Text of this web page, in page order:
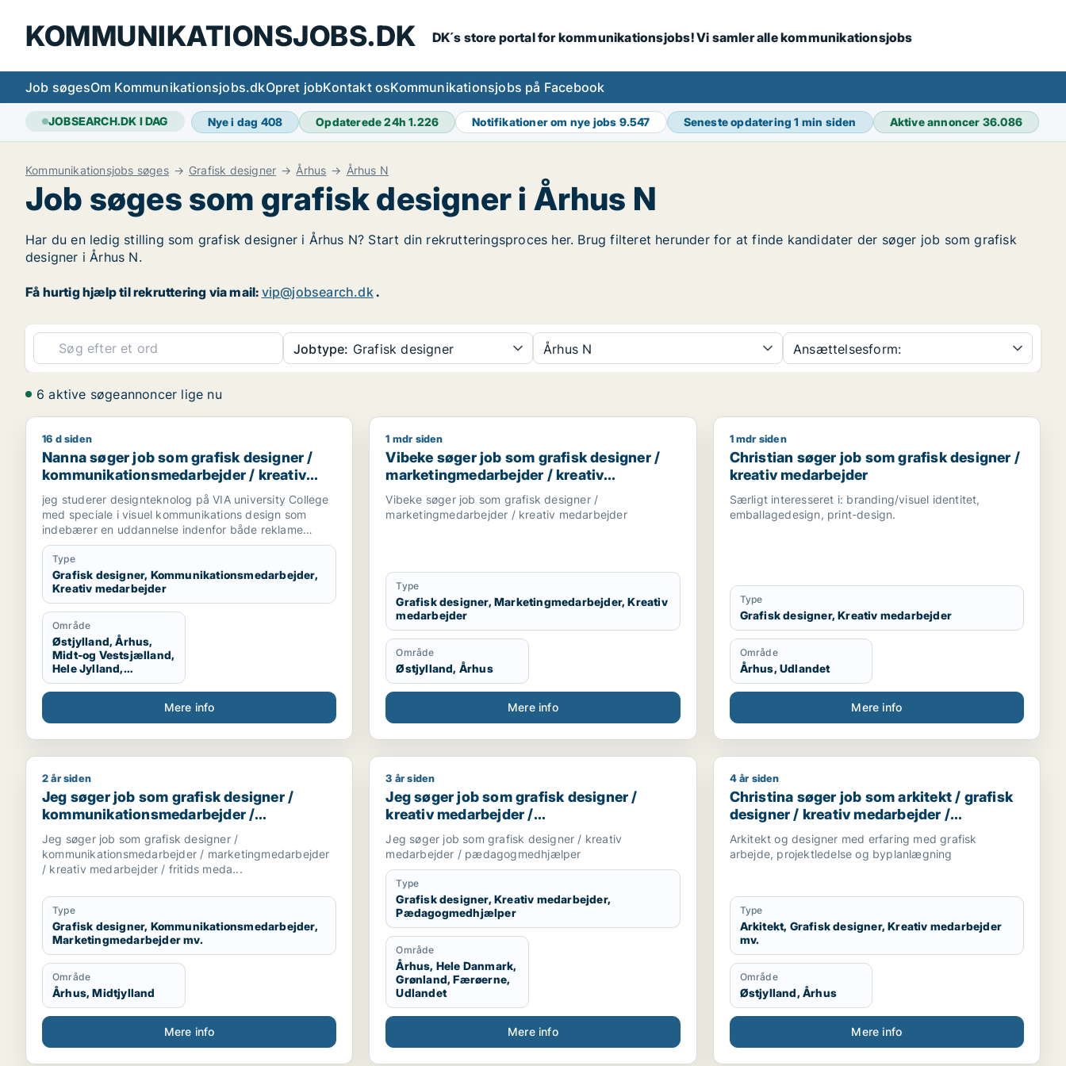
KOMMUNIKATIONSJOBS.DK DK´s store portal for kommunikationsjobs! Vi samler alle kommunikationsjobs
Job søgesOm Kommunikationsjobs.dkOpret jobKontakt osKommunikationsjobs på Facebook
JOBSEARCH.DK I DAG Nye i dag 408 Opdaterede 24h1.226 Notifikationer om nye jobs 9.547 Seneste opdatering1 min siden Aktive annoncer 36.086
Kommunikationsjobs søges Grafisk designer Århus Århus N
Job søges som grafisk designer i Århus N
Har du en ledig stilling som grafisk designer i Århus N? Start din rekrutteringsproces her. Brug filteret herunder for at finde kandidater der søger job som grafisk
designer i Århus N.
Få hurtig hjælp til rekruttering via mail: vip@jobsearch.dk.
Jobtype: Grafisk designer Århus N Ansættelsesform:
6 aktive søgeannoncer lige nu
Nanna søger job som grafisk designer / kommunikationsmedarbejder / kreativ medarbejder
16 d siden
Nanna søger job som grafisk designer /
kommunikationsmedarbejder / kreativ
medarbejder
jeg studerer designteknolog på VIA university College
med speciale i visuel kommunikations design som
indebærer en uddannelse indenfor både reklame
branchen og grafisk design. Vi arbejder med
magasiner, kampagner, plakater, styling til billeder,
mode og livsstil, trends og markedsføring. jeg søger
praktikplads indefor grafisk design, kampagner,
reklamer, SoMe, magasiner, reklame bureau, mode
brands, livsstil brands, stylist og generelt alt der har
med visuel kommunikation at gøre.
Type
Grafisk designer, Kommunikationsmedarbejder,
Kreativ medarbejder
Område
Østjylland, Århus,
Midt-og Vestsjælland,
Hele Jylland,
Vestjylland,
Midtjylland
Mere info
Vibeke søger job som grafisk designer / marketingmedarbejder / kreativ medarbejder
1 mdr siden
Vibeke søger job som grafisk designer /
marketingmedarbejder / kreativ
medarbejder
Vibeke søger job som grafisk designer /
marketingmedarbejder / kreativ medarbejder
Type
Grafisk designer, Marketingmedarbejder, Kreativ
medarbejder
Område
Østjylland, Århus
Mere info
Christian søger job som grafisk designer / kreativ
1 mdr siden
Christian søger job som grafisk designer /
kreativ medarbejder
Særligt interesseret i: branding/visuel identitet,
emballagedesign, print-design.
Type
Grafisk designer, Kreativ medarbejder
Område
Århus, Udlandet
Mere info
Jeg søger job som grafisk designer / kommunikationsmedarbejder / marketingmedarbejder / kreativ medarbejder / fritids medarbejder
2 år siden
Jeg søger job som grafisk designer /
kommunikationsmedarbejder /
marketingmedarbejder / kreativ
medarbejder / fritids medarbejder
Jeg søger job som grafisk designer /
kommunikationsmedarbejder / marketingmedarbejder
/ kreativ medarbejder / fritids meda...
Type
Grafisk designer, Kommunikationsmedarbejder,
Marketingmedarbejder mv.
Område
Århus, Midtjylland
Mere info
Jeg søger job som grafisk designer / kreativ medarbejder / pædagogmedhjælper
3 år siden
Jeg søger job som grafisk designer /
kreativ medarbejder /
pædagogmedhjælper
Jeg søger job som grafisk designer / kreativ
medarbejder / pædagogmedhjælper
Type
Grafisk designer, Kreativ medarbejder,
Pædagogmedhjælper
Område
Århus, Hele Danmark,
Grønland, Færøerne,
Udlandet
Mere info
Christina søger job som arkitekt / grafisk designer /
4 år siden
Christina søger job som arkitekt / grafisk
designer / kreativ medarbejder /
projektleder / teknisk designer
Arkitekt og designer med erfaring med grafisk
arbejde, projektledelse og byplanlægning
Type
Arkitekt, Grafisk designer, Kreativ medarbejder
mv.
Område
Østjylland, Århus
Mere info